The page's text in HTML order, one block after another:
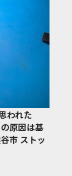
われた
原因は基
市 ストッ